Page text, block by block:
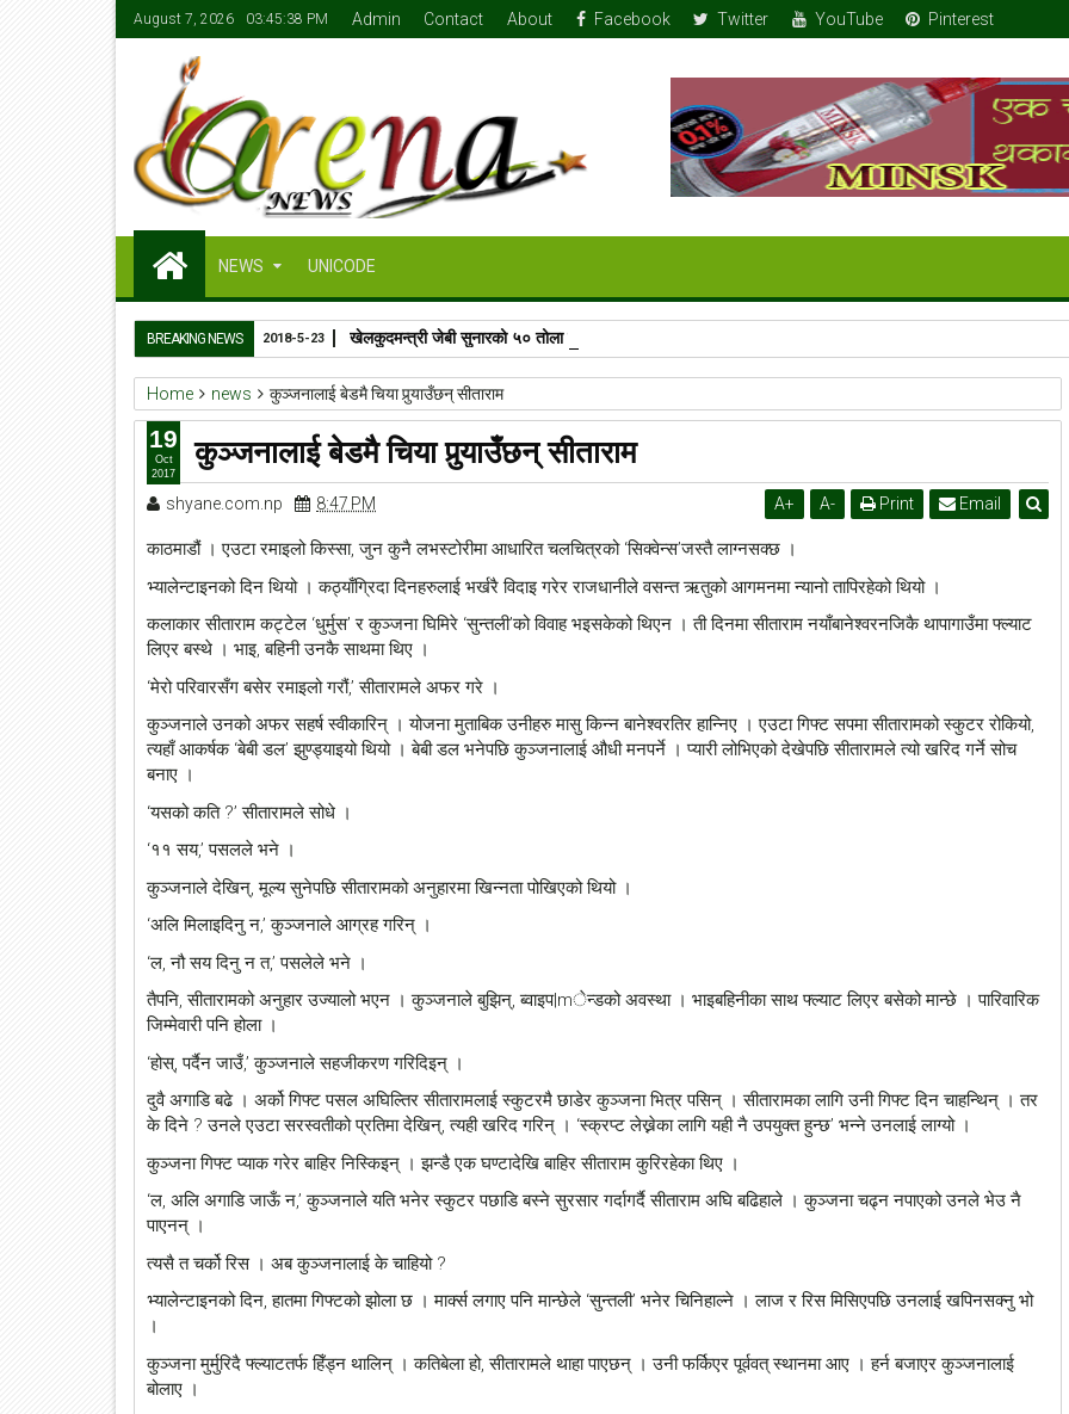
August 7, 2026 03:45:39 PM Admin Contact About Facebook Twitter YouTube Pinterest
NEWS UNICODE
BREAKING NEWS खेलकुदमन्त्री जेबी सुनारको ५० तोला सुन
2018-5-23
Home news कुञ्जनालाई बेडमै चिया पुर्‍याउँछन् सीताराम
कुञ्जनालाई बेडमै चिया पुर्‍याउँछन् सीताराम
shyane.com.np 8:47 PM A+ A- Print Email
काठमाडौं । एउटा रमाइलो किस्सा, जुन कुनै लभस्टोरीमा आधारित चलचित्रको ‘सिक्वेन्स’जस्तै लाग्नसक्छ ।
भ्यालेन्टाइनको दिन थियो । कठ्याँगि्रदा दिनहरुलाई भर्खरै विदाइ गरेर राजधानीले वसन्त ऋतुको आगमनमा न्यानो तापिरहेको थियो ।
कलाकार सीताराम कट्टेल ‘धुर्मुस’ र कुञ्जना घिमिरे ‘सुन्तली’को विवाह भइसकेको थिएन । ती दिनमा सीताराम नयाँबानेश्वरनजिकै थापागाउँमा फ्ल्याट
लिएर बस्थे । भाइ, बहिनी उनकै साथमा थिए ।
‘मेरो परिवारसँग बसेर रमाइलो गरौं,’ सीतारामले अफर गरे ।
कुञ्जनाले उनको अफर सहर्ष स्वीकारिन् । योजना मुताबिक उनीहरु मासु किन्न बानेश्वरतिर हान्निए । एउटा गिफ्ट सपमा सीतारामको स्कुटर रोकियो,
त्यहाँ आकर्षक ‘बेबी डल’ झुण्ड्याइयो थियो । बेबी डल भनेपछि कुञ्जनालाई औधी मनपर्ने । प्यारी लोभिएको देखेपछि सीतारामले त्यो खरिद गर्ने सोच
बनाए ।
‘यसको कति ?’ सीतारामले सोधे ।
‘११ सय,’ पसलले भने ।
कुञ्जनाले देखिन्, मूल्य सुनेपछि सीतारामको अनुहारमा खिन्नता पोखिएको थियो ।
‘अलि मिलाइदिनु न,’ कुञ्जनाले आग्रह गरिन् ।
‘ल, नौ सय दिनु न त,’ पसलेले भने ।
तैपनि, सीतारामको अनुहार उज्यालो भएन । कुञ्जनाले बुझिन्, ब्वाइप|mेन्डको अवस्था । भाइबहिनीका साथ फ्ल्याट लिएर बसेको मान्छे । पारिवारिक
जिम्मेवारी पनि होला ।
‘होस्, पर्दैन जाउँ,’ कुञ्जनाले सहजीकरण गरिदिइन् ।
दुवै अगाडि बढे । अर्को गिफ्ट पसल अघिल्तिर सीतारामलाई स्कुटरमै छाडेर कुञ्जना भित्र पसिन् । सीतारामका लागि उनी गिफ्ट दिन चाहन्थिन् । तर
के दिने ? उनले एउटा सरस्वतीको प्रतिमा देखिन्, त्यही खरिद गरिन् । ‘स्क्रप्ट लेख्नेका लागि यही नै उपयुक्त हुन्छ’ भन्ने उनलाई लाग्यो ।
कुञ्जना गिफ्ट प्याक गरेर बाहिर निस्किइन् । झन्डै एक घण्टादेखि बाहिर सीताराम कुरिरहेका थिए ।
‘ल, अलि अगाडि जाऊँ न,’ कुञ्जनाले यति भनेर स्कुटर पछाडि बस्ने सुरसार गर्दागर्दै सीताराम अघि बढिहाले । कुञ्जना चढ्न नपाएको उनले भेउ नै
पाएनन् ।
त्यसै त चर्को रिस । अब कुञ्जनालाई के चाहियो ?
भ्यालेन्टाइनको दिन, हातमा गिफ्टको झोला छ । मार्क्स लगाए पनि मान्छेले ‘सुन्तली’ भनेर चिनिहाल्ने । लाज र रिस मिसिएपछि उनलाई खपिनसक्नु भो
।
कुञ्जना मुर्मुरिदै फ्ल्याटतर्फ हिँड्न थालिन् । कतिबेला हो, सीतारामले थाहा पाएछन् । उनी फर्किएर पूर्ववत् स्थानमा आए । हर्न बजाएर कुञ्जनालाई
बोलाए ।
19
Oct
2017